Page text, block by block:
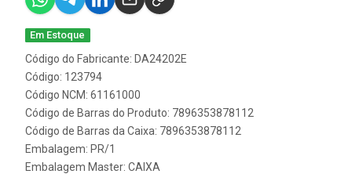
Em Estoque
Código do Fabricante: DA24202E
Código: 123794
Código NCM: 61161000
Código de Barras do Produto: 7896353878112
Código de Barras da Caixa: 7896353878112
Embalagem: PR/1
Embalagem Master: CAIXA